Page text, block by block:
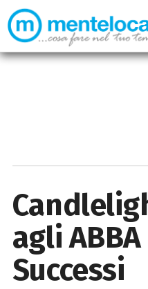
agli
Successi